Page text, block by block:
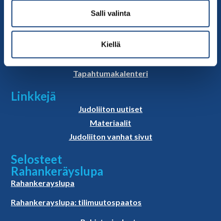
Salli valinta
Kiellä
Judoliiton henkilöstö
Hallitus
Jäsenseurat
Kumppanit
Tapahtumakalenteri
Linkkejä
Judoliiton uutiset
Materiaalit
Judoliiton vanhat sivut
Selosteet
Rahankeräyslupa
Rahankerayslupa
Rahankerayslupa: tilimuutospaatos